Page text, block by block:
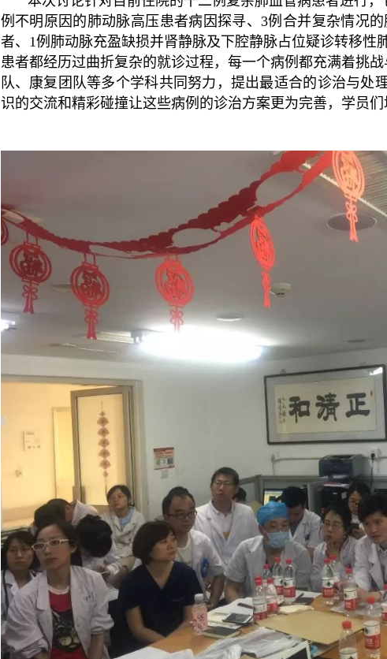
例不明原因的肺动脉高压患者病因探寻、3例合并复杂情况
者、1例肺动脉充盈缺损并肾静脉及下腔静脉占位疑诊转移
患者都经历过曲折复杂的就诊过程，每一个病例都充满着挑
队、康复团队等多个学科共同努力，提出最适合的诊治与处
识的交流和精彩碰撞让这些病例的诊治方案更为完善，学员